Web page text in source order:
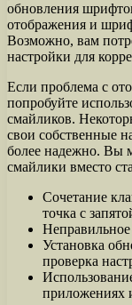
обновления
отображения и
Возможно, вам
настройки для
Если проблема с
попробуйте
смайликов.
свои собственные
более надежно. Вы
смайлики вместо
Сочетание
точка с
Установка
проверка
приложениях